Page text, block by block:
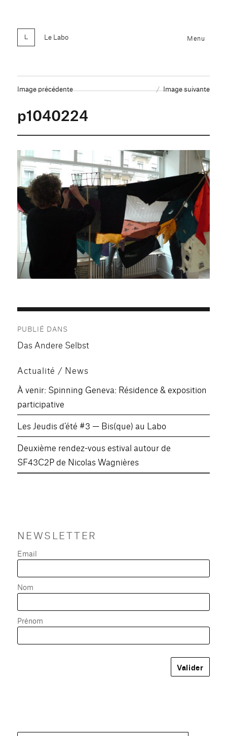
Le Labo Menu
Image précédente Image suivante
p1040224
de
PUBLIÉ DANS
Das Andere Selbst
Actualité / News
À venir: Spinning Geneva: Résidence & exposition
participative
Les Jeudis d’été #3 — Bis(que) au Labo
Deuxième rendez-vous estival autour de
SF43C2P de Nicolas Wagnières
NEWSLETTER
Email
Nom
Prénom